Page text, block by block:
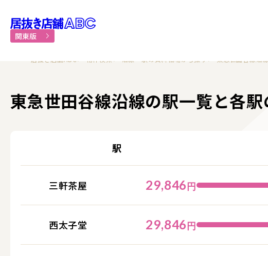
居抜き物件・貸店舗での飲食店
関東版
居抜き店舗ABC 物件検索 沿線・駅の賃料相場から探す 東急世田谷線沿
東急世田谷線沿線の駅一覧と各
駅
三軒茶屋 29,846円
西太子堂 29,846円